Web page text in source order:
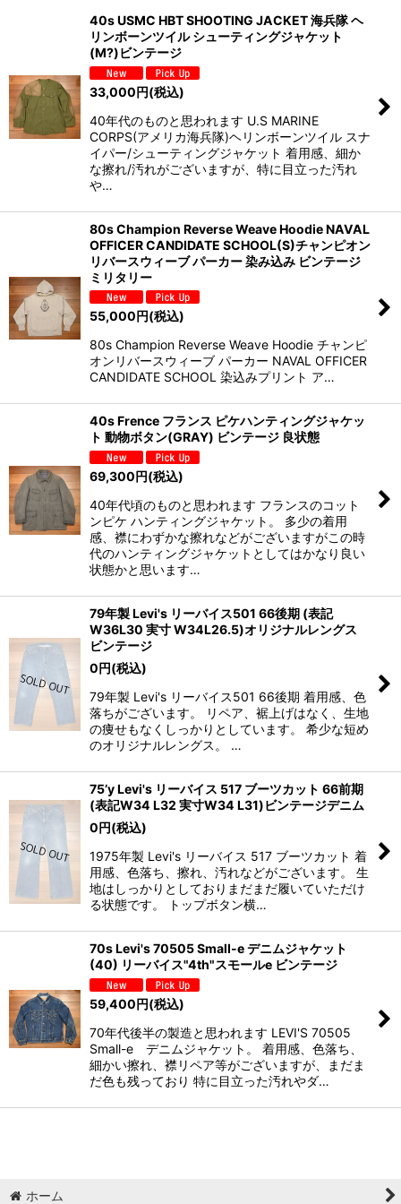
40s USMC HBT SHOOTING JACKET 海兵隊 ヘ
リンボーンツイル シューティングジャケット
(M?)ビンテージ
33,000円(税込)
40年代のものと思われます U.S MARINE
CORPS(アメリカ海兵隊)ヘリンボーンツイル スナ
イパー/シューティングジャケット 着用感、細か
な擦れ/汚れがございますが、特に目立った汚れ
や…
80s Champion Reverse Weave Hoodie NAVAL
OFFICER CANDIDATE SCHOOL(S)チャンピオン
リバースウィーブ パーカー 染み込み ビンテージ
ミリタリー
55,000 円(税込)
80s Champion Reverse Weave Hoodie チャンピ
オンリバースウィーブ パーカー NAVAL OFFICER
CANDIDATE SCHOOL 染込みプリント ア…
40s Frence フランス ピケハンティングジャケッ
ト 動物ボタン(GRAY) ビンテージ 良状態
69,300円(税込)
40年代頃のものと思われます フランスのコット
ンピケ ハンティングジャケット。 多少の着用
感、襟にわずかな擦れなどがございますがこの時
代のハンティングジャケットとしてはかなり良い
状態かと思います…
79年製 Levi's リーバイス501 66後期 (表記
W36L30 実寸 W34L26.5)オリジナルレングス
ビンテージ
0円(税込)
79年製 Levi's リーバイス501 66後期 着用感、色
落ちがございます。 リペア、裾上げはなく、生地
の痩せもなくしっかりとしています。 希少な短め
のオリジナルレングス。 …
75’y Levi's リーバイス 517 ブーツカット 66前期
(表記W34 L32 実寸W34 L31)ビンテージデニム
0円(税込)
1975年製 Levi's リーバイス 517 ブーツカット 着
用感、色落ち、擦れ、汚れなどがございます。 生
地はしっかりとしておりまだまだ履いていただけ
る状態です。 トップボタン横…
70s Levi's 70505 Small-e デニムジャケット
(40) リーバイス"4th"スモールe ビンテージ
59,400円(税込)
70年代後半の製造と思われます LEVI'S 70505
Small-e デニムジャケット。 着用感、色落ち、
細かい擦れ、襟リペア等がございますが、まだま
だ色も残っており 特に目立った汚れやダ…
ホーム